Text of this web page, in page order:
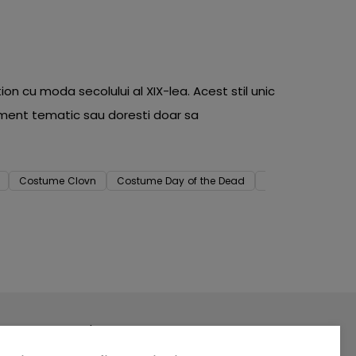
cu moda secolului al XIX-lea. Acest stil unic
tematic sau doresti doar sa
Costume Clovn Costume Day of the Dead
Newsletter